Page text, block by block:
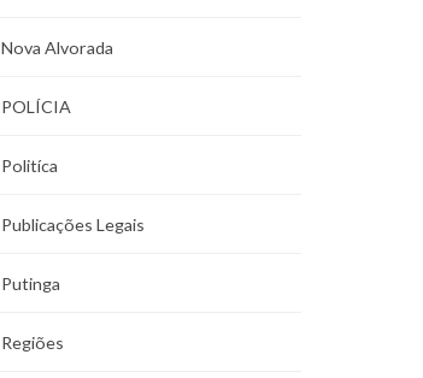
Nova Alvorada
POLÍCIA
Politíca
Publicações Legais
Putinga
Regiões